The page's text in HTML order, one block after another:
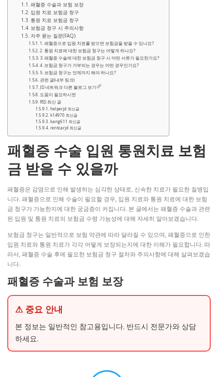
패혈증 수술과 보험 보장
입원 치료 보험금 청구
통원 치료 보험금 청구
보험금 청구 시 주의사항
자주 묻는 질문(FAQ)
1. 패혈증으로 입원 치료를 받으면 보험금을 받을 수 있나요?
2. 통원 치료에 대한 보험금 청구는 어떻게 하나요?
3. 패혈증 수술에 대한 보험금 청구 시 어떤 서류가 필요한가요?
4. 보험금 청구가 거부되는 경우는 어떤 경우인가요?
5. 보험금 청구는 언제까지 해야 하나요?
관련 글(내부 링크)
JD 네트워크 다른 블로그 보기
도움이 필요하시면
RSS 최신 글
helperjd 최신글
k14970 최신글
kang611 최신글
rentcarjd 최신글
패혈증 수술 입원 통원치료 보험
금 받을 수 있을까
패혈증은 감염으로 인해 발생하는 심각한 상태로, 신속한 치료가 필요한 질병입
니다. 패혈증으로 인해 수술이 필요할 경우, 입원 치료와 통원 치료에 대한 보험
금 청구가 가능한지에 대한 궁금증이 커집니다. 본 글에서는 패혈증 수술과 관련
된 입원 및 통원 치료의 보험금 수령 가능성에 대해 자세히 알아보겠습니다.
보험금 청구는 일반적으로 보험 약관에 따라 달라질 수 있으며, 패혈증으로 인한
입원 치료와 통원 치료가 각각 어떻게 보장되는지에 대한 이해가 필요합니다. 따
라서, 패혈증 수술 후에 필요한 보험금 청구 절차와 주의사항에 대해 살펴보겠습
니다.
패혈증 수술과 보험 보장
⚠ 중요 안내
본 정보는 일반적인 참고용입니다. 반드시 전문가와 상담
하세요.